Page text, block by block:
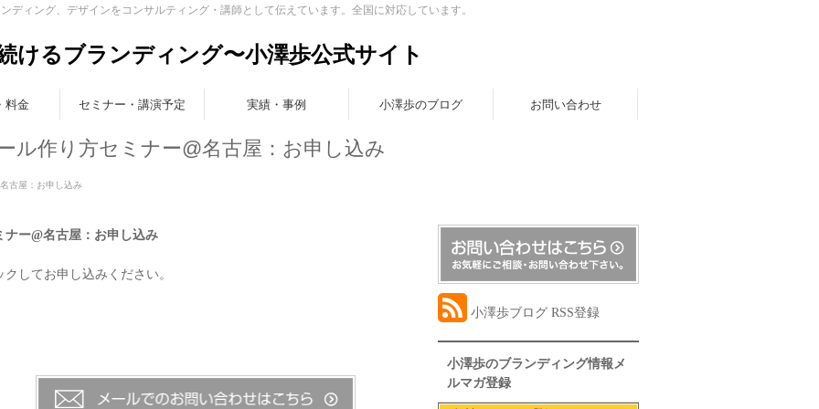
ディング、デザインをコンサルティング・講師として伝えています。全国に対応しています。
けるブランディング〜小澤歩公式サイト
料金 セミナー・講演予定 実績・事例 小澤歩のブログ お問い合わせ
ル作り方セミナー@名古屋：お申し込み
古屋：お申し込み
ー@名古屋：お申し込み
してお申し込みください。
小澤歩ブログ RSS登録
小澤歩のブランディング情報メ
ルマガ登録